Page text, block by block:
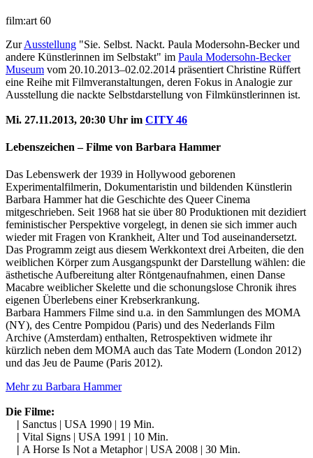
film:art 60
ZurAusstellung "Sie. Selbst. Nackt. Paula Modersohn-Becker und
andere Künstlerinnen im Selbstakt" im Paula Modersohn-Becker
Museum vom 20.10.2013–02.02.2014 präsentiert Christine Rüffert
eine Reihe mit Filmveranstaltungen, deren Fokus in Analogie zur
Ausstellung die nackte Selbstdarstellung von Filmkünstlerinnen ist.
Mi. 27.11.2013, 20:30 Uhr im CITY 46
Lebenszeichen – Filme von Barbara Hammer
Das Lebenswerk der 1939 in Hollywood geborenen
Experimentalfilmerin, Dokumentaristin und bildenden Künstlerin
Barbara Hammer hat die Geschichte des Queer Cinema
mitgeschrieben. Seit 1968 hat sie über 80 Produktionen mit dezidiert
feministischer Perspektive vorgelegt, in denen sie sich immer auch
wieder mit Fragen von Krankheit, Alter und Tod auseinandersetzt.
Das Programm zeigt aus diesem Werkkontext drei Arbeiten, die den
weiblichen Körper zum Ausgangspunkt der Darstellung wählen: die
ästhetische Aufbereitung alter Röntgenaufnahmen, einen Danse
Macabre weiblicher Skelette und die schonungslose Chronik ihres
eigenen Überlebens einer Krebserkrankung.
Barbara Hammers Filme sind u.a. in den Sammlungen des MOMA
(NY), des Centre Pompidou (Paris) und des Nederlands Film
Archive (Amsterdam) enthalten, Retrospektiven widmete ihr
kürzlich neben dem MOMA auch das Tate Modern (London 2012)
und das Jeu de Paume (Paris 2012).
Mehr zu Barbara Hammer
Die Filme:
| Sanctus | USA 1990 | 19 Min.
| Vital Signs | USA 1991 | 10 Min.
| A Horse Is Not a Metaphor | USA 2008 | 30 Min.